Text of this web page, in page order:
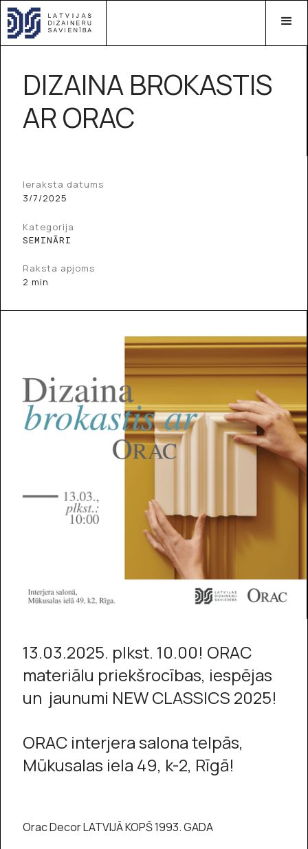
DIZAINA BROKASTIS
AR ORAC
Ieraksta datums
3/7/2025
Kategorija
SEMINĀRI
Raksta apjoms
2 min
13.03.2025. plkst. 10.00! ORAC
materiālu priekšrocības, iespējas
un jaunumi NEW CLASSICS 2025!
ORAC interjera salona telpās,
Mūkusalas iela 49, k-2, Rīgā!
Orac Decor LATVIJĀ KOPŠ 1993. GADA